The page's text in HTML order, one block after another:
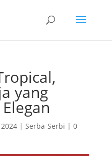
yang
| Serba-Serbi | 0